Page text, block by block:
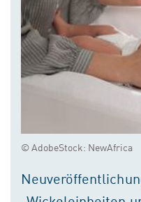
© AdobeStock: NewAfrica